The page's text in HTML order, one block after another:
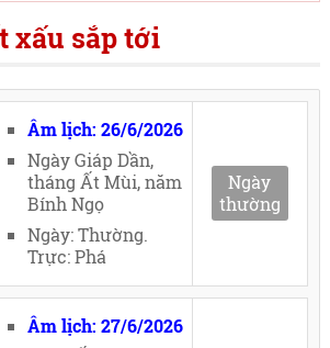
xấu sắp tới
Âm lịch: 26/6/2026
Ngày Giáp Dần,
tháng Ất Mùi, năm
Bính Ngọ
Ngày: Thường.
Trực: Phá
Ngày
thường
Âm lịch: 27/6/2026